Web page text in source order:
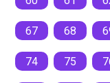
67 68
74 75